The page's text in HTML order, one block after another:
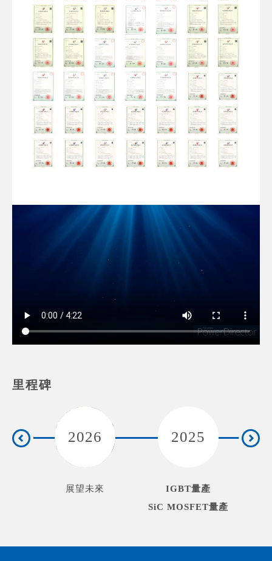
里程碑
2026
展望未來
2025
IGBT量產
SiC MOSFET量產